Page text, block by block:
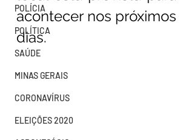
POLÍCIA
POLÍTICA
SAÚDE
MINAS GERAIS
CORONAVÍRUS
ELEIÇÕES 2020
acontecer nos próximos
dias.